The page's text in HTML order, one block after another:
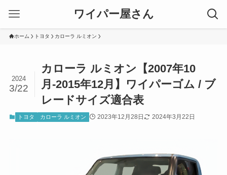
ワイパー屋さん
ホーム トヨタ カローラ ルミオン
カローラ ルミオン【2007年10
月-2015年12月】ワイパーゴム / ブ
レードサイズ適合表
2024
3/22
トヨタ カローラ ルミオン 2023年12月28日 2024年3月22日